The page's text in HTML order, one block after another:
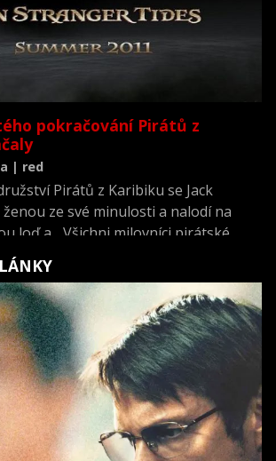
pokračování Pirátů z
| red
Pirátů z Karibiku se Jack
ze své minulosti a nalodí na
loď a... Všichni milovníci pirátské
Johnnym Deppem v roli
kapitána se mohou radovat,
čtvrtého pokračování už začaly.